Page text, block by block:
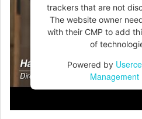
trackers that are not
The website owner
with their CMP to add
of
Powered by
Management